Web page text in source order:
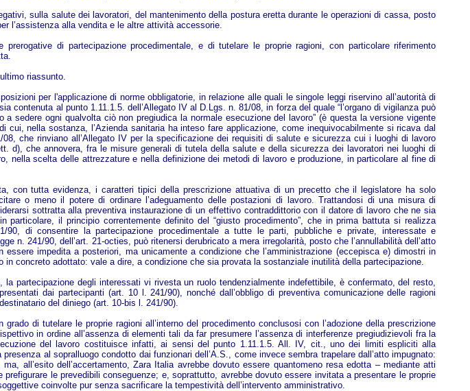
sulla salute dei lavoratori, del mantenimento della postura eretta durante le operazioni di cassa, posto
l’assistenza alla vendita e le altre attività accessorie.
di partecipazione procedimentale, e di tutelare le proprie ragioni, con particolare riferimento
riassunto.
per l'applicazione di norme obbligatorie, in relazione alle quali le singole leggi riservino all’autorità di
al punto 1.11.1.5. dell’Allegato IV al D.Lgs. n. 81/08, in forza del quale “l’organo di vigilanza può
sedere ogni qualvolta ciò non pregiudica la normale esecuzione del lavoro” (è questa la versione vigente
nella sostanza, l’Azienda sanitaria ha inteso fare applicazione, come inequivocabilmente si ricava dal
che rinviano all’Allegato IV per la specificazione dei requisiti di salute e sicurezza cui i luoghi di lavoro
d), che annovera, fra le misure generali di tutela della salute e della sicurezza dei lavoratori nei luoghi di
nella scelta delle attrezzature e nella definizione dei metodi di lavoro e produzione, in particolare al fine di
con tutta evidenza, i caratteri tipici della prescrizione attuativa di un precetto che il legislatore ha solo
o meno il potere di ordinare l’adeguamento delle postazioni di lavoro. Trattandosi di una misura di
sottratta alla preventiva instaurazione di un effettivo contraddittorio con il datore di lavoro che ne sia
il principio correntemente definito del “giusto procedimento”, che in prima battuta si realizza
di consentire la partecipazione procedimentale a tutte le parti, pubbliche e private, interessate e
n. 241/90, dell’art. 21-octies, può ritenersi derubricato a mera irregolarità, posto che l’annullabilità dell’atto
impedita a posteriori, ma unicamente a condizione che l’amministrazione (eccepisca e) dimostri in
concreto adottato: vale a dire, a condizione che sia provata la sostanziale inutilità della partecipazione.
partecipazione degli interessati vi rivesta un ruolo tendenzialmente indefettibile, è confermato, del resto,
dai partecipanti (art. 10 l. 241/90), nonché dall’obbligo di preventiva comunicazione delle ragioni
del diniego (art. 10-bis l. 241/90).
di tutelare le proprie ragioni all’interno del procedimento conclusosi con l’adozione della prescrizione
in ordine all’assenza di elementi tali da far presumere l’assenza di interferenze pregiudizievoli fra la
del lavoro costituisce infatti, ai sensi del punto 1.11.1.5. All. IV, cit., uno dei limiti espliciti alla
al sopralluogo condotto dai funzionari dell’A.S., come invece sembra trapelare dall’atto impugnato:
all’esito dell’accertamento, Zara Italia avrebbe dovuto essere quantomeno resa edotta – mediante atti
le prevedibili conseguenze; e, soprattutto, avrebbe dovuto essere invitata a presentare le proprie
coinvolte pur senza sacrificare la tempestività dell’intervento amministrativo.